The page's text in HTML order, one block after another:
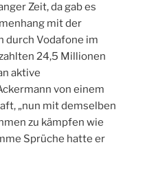
Zeit, da gab es
mit der
durch Vodafone im
24,5 Millionen
aktive
von einem
„nun mit demselben
zu kämpfen wie
Sprüche hatte er